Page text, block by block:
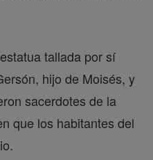
tallada por sí
hijo de Moisés, y
sacerdotes de la
que los habitantes del